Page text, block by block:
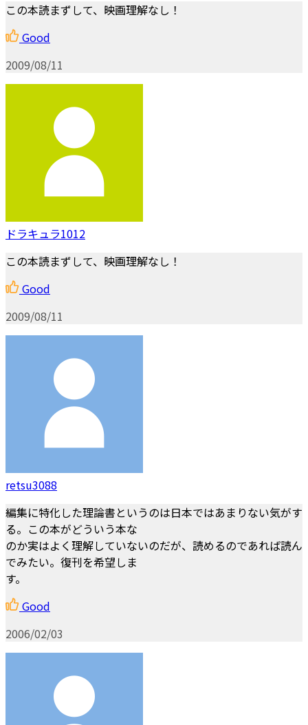
この本読まずして、映画理解なし！
Good
2009/08/11
ドラキュラ1012
この本読まずして、映画理解なし！
Good
2009/08/11
retsu3088
編集に特化した理論書というのは日本ではあまりない気がす
る。この本がどういう本な
のか実はよく理解していないのだが、読めるのであれば読ん
でみたい。復刊を希望しま
す。
Good
2006/02/03